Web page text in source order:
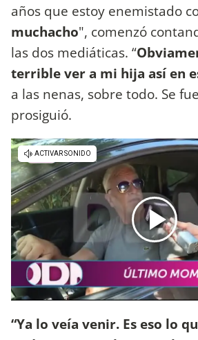
años que estoy enemistado
muchacho", comenzó
las dos mediáticas. “
terrible ver a mi hija así en
a las nenas, sobre todo. Se
prosiguió.
“Ya lo veía venir. Es eso lo